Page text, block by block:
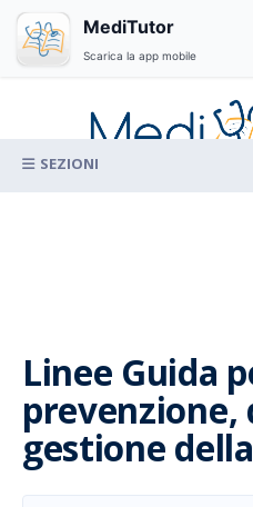
content
Linee Guida
prevenzione,
gestione
for:
MediTutor
Scarica la app mobile